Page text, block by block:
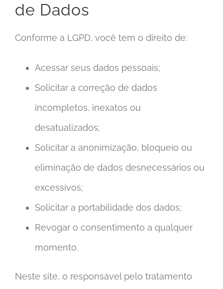
de Dados
Conforme a LGPD, você tem o direito de:
Acessar seus dados pessoais;
Solicitar a correção de dados
incompletos, inexatos ou
desatualizados;
Solicitar a anonimização, bloqueio ou
eliminação de dados desnecessários ou
excessivos;
Solicitar a portabilidade dos dados;
Revogar o consentimento a qualquer
momento.
Neste site, o responsável pelo tratamento